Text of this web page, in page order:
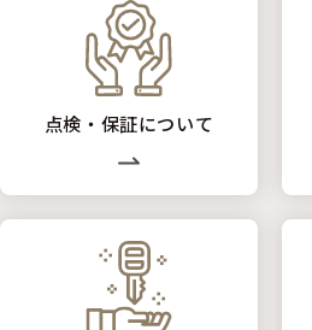
点検・保証について